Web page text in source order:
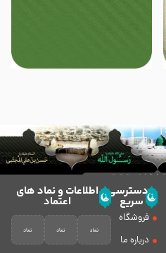
دسترسی
سریع
فروشگاه
درباره ما
اطلاعات و نماد های
اعتماد